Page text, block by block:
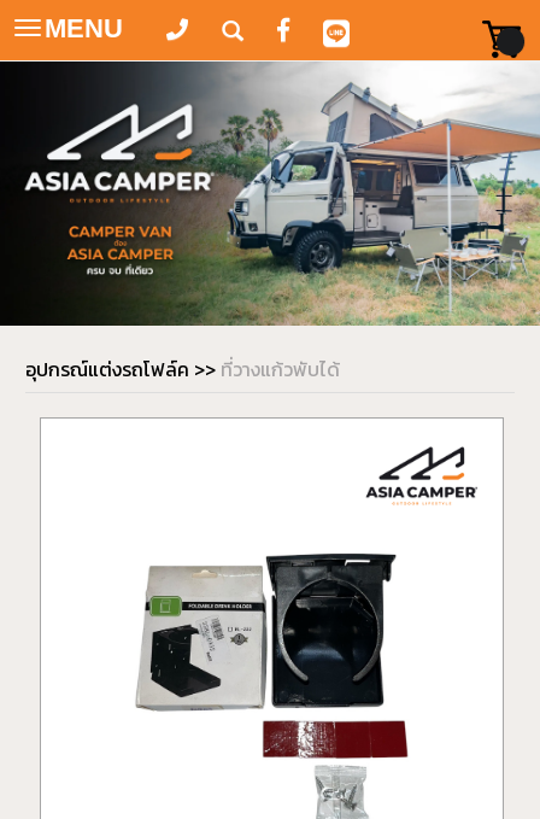
Toggle
navigation
MENU
อุปกรณ์แต่งรถโฟล์ค >> ที่วางแก้วพับได้